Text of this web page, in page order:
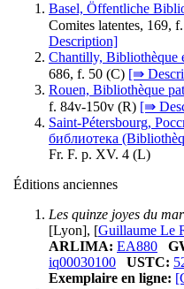
Basel, Öffentliche
Comites latentes, 169,
Description]
Chantilly, Bibliothèque
686, f. 50 (C) [⇛
Rouen, Bibliothèque
f. 84v-150v (R) [⇛
Saint-Pétersbourg,
библиотека
Fr. F. p. XV. 4 (L)
Éditions anciennes
Les quinze joyes du
[Lyon], [Guillaume Le
ARLIMA: EA880
iq00030100
USTC:
Exemplaire en ligne: